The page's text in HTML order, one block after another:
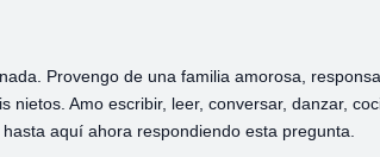
Provengo de una familia amorosa,
nietos. Amo escribir, leer, conversar, danzar,
aquí ahora respondiendo esta pregunta.